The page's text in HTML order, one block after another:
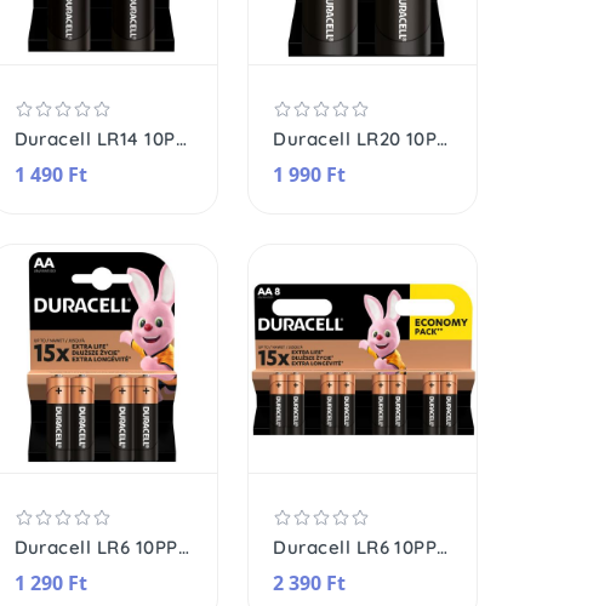
Duracell LR14 10PP110032 baby (C) alkáli elem, 1,5 V feszültség, 2db/bliszter
1 490 Ft
Duracell LR20 10PP110033 góliát (D) alkáli elem, 1,5 V feszültség, 2db/bliszter
1 990 Ft
Duracell LR6 10PP110023 AA alkáli elem, 1,5 V feszültség, 4db/bliszter
1 290 Ft
Duracell LR6 10PP110025 AA alkáli elem, 1,5 V feszültség, 8db/bliszter
2 390 Ft